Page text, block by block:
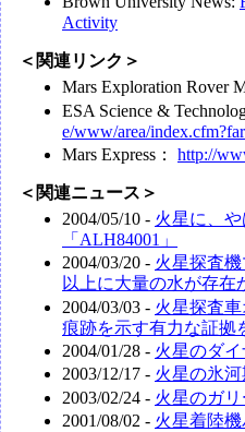
Activity
＜関連リンク＞
Mars Exploration Rover
ESA Science &
e/www/area/
Mars Express： http://
＜関連ニュース＞
2004/05/10 - 火星に、
「ALH84001」
2004/03/20 - 火星探査
以上に大量の水が存在
2004/03/03 - 火星探査
痕跡を示す有力な証拠
2004/01/28 - 火星のダ
2003/12/17 - 火星の氷
2003/02/24 - 火星のガ
2001/08/02 - 火星着陸